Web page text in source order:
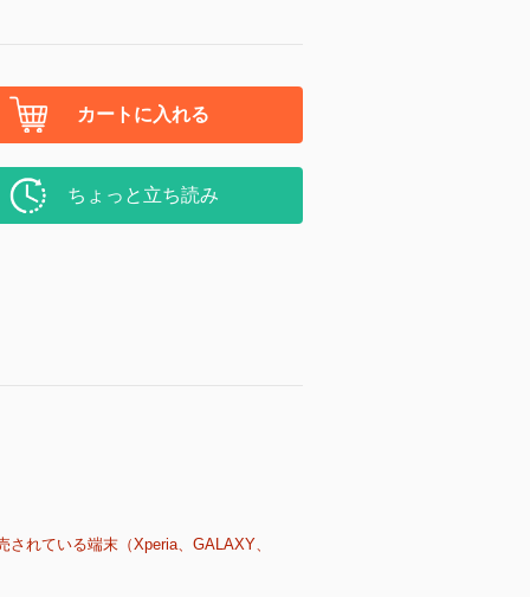
カートに入れる
ちょっと立ち読み
れている端末（Xperia、GALAXY、